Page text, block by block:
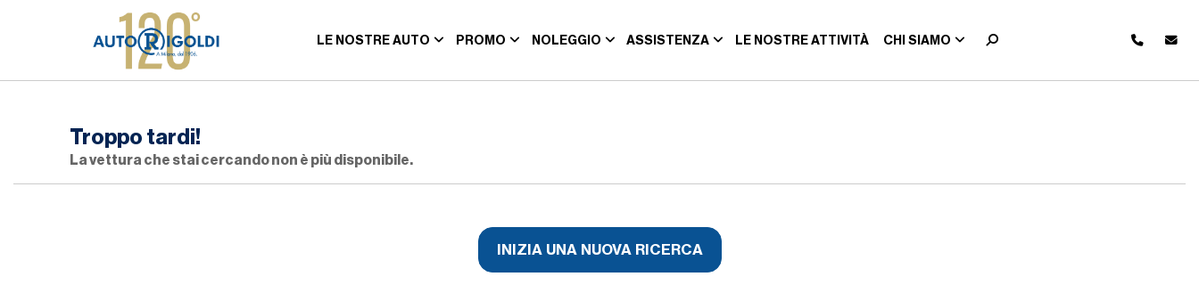
LE NOSTRE AUTO PROMO NOLEGGIO ASSISTENZA LE NOSTRE ATTIVITÀ CHI SIAMO
Troppo tardi!
La vettura che stai cercando non è più disponibile.
INIZIA UNA NUOVA RICERCA